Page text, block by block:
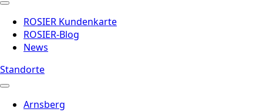
ROSIER Kundenkarte
ROSIER-Blog
News
Standorte
Arnsberg